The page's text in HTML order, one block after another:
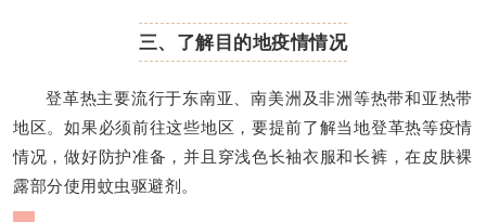
三、了解目的地疫情情况
登革热主要流行于东南亚、南美洲及非洲等热带和亚热带
地区。如果必须前往这些地区，要提前了解当地登革热等疫情
情况，做好防护准备，并且穿浅色长袖衣服和长裤，在皮肤裸
露部分使用蚊虫驱避剂。